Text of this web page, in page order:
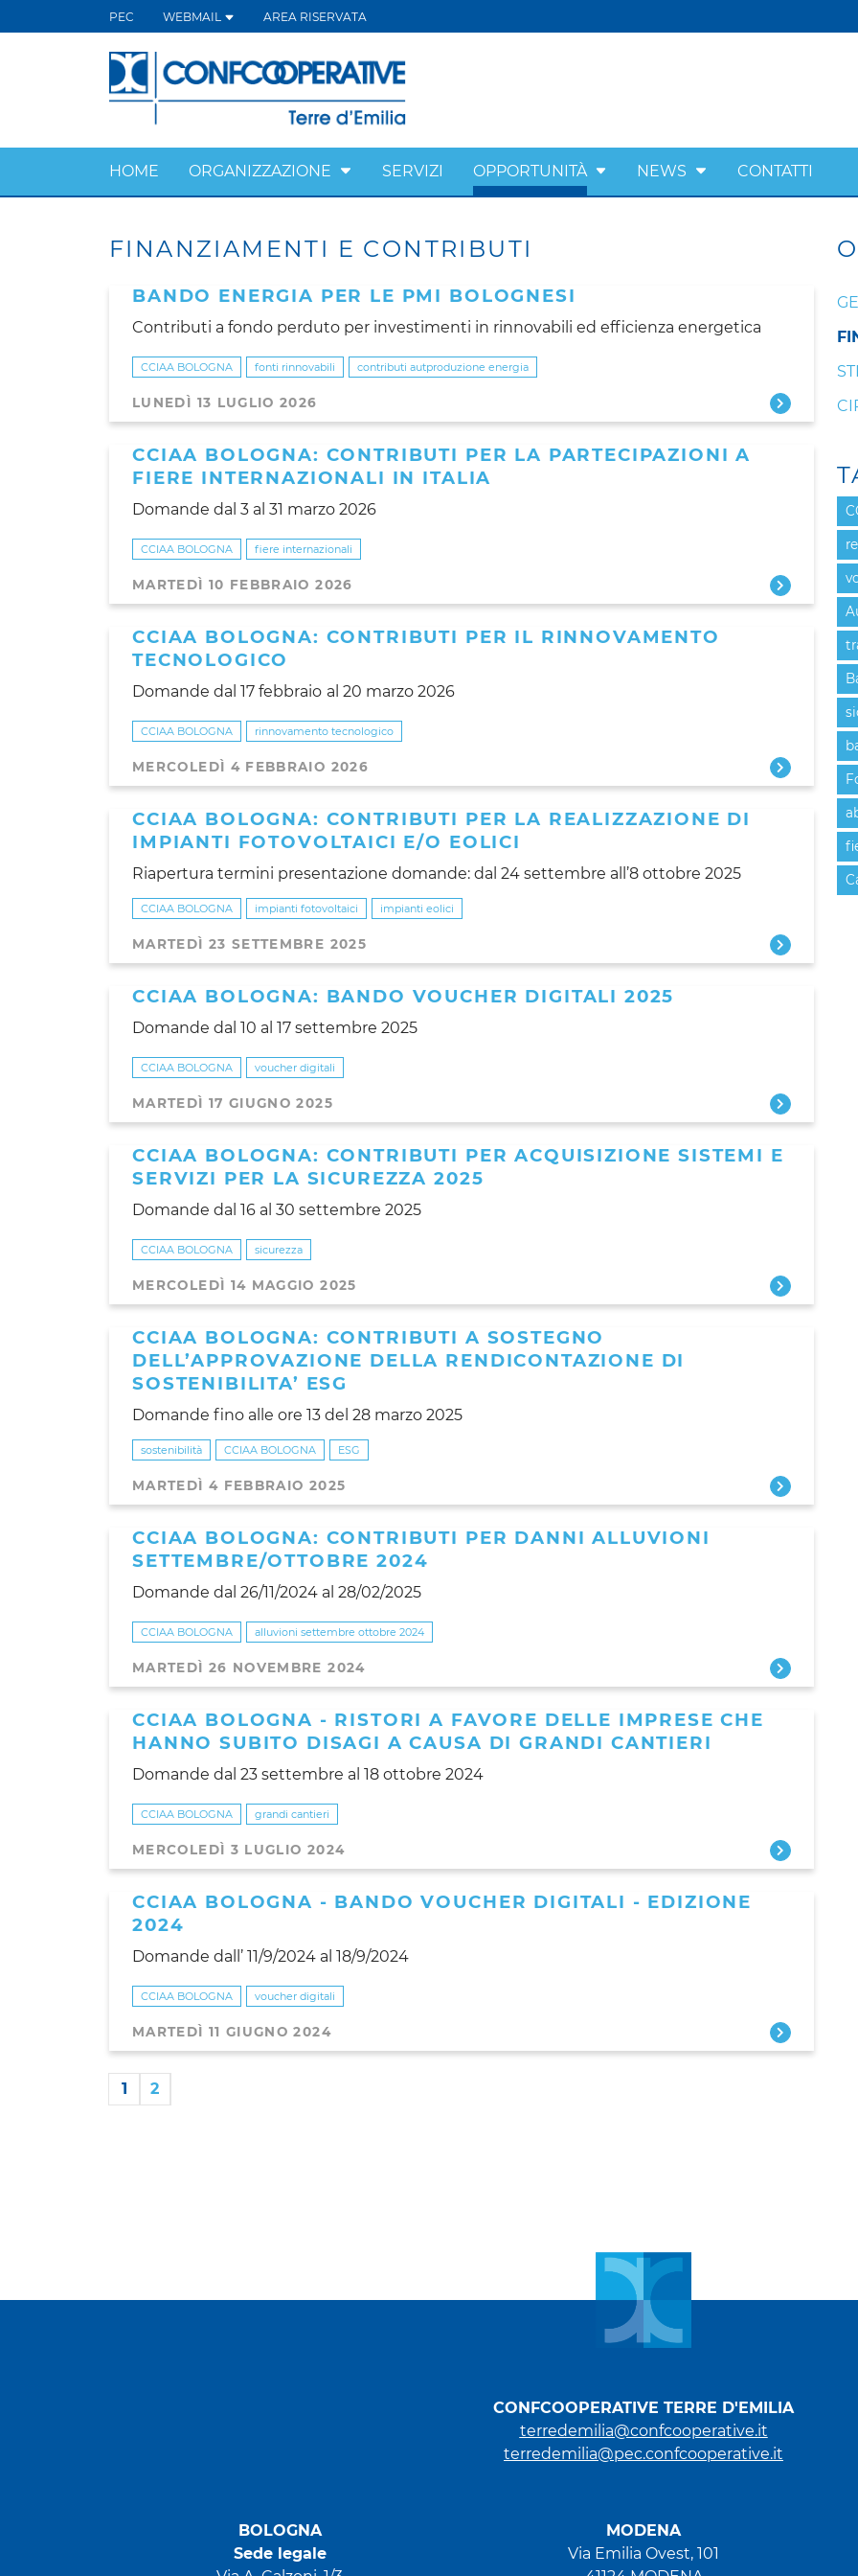
PEC WEBMAIL AREA RISERVATA
HOME ORGANIZZAZIONE SERVIZI OPPORTUNITÀ NEWS CONTATTI
FINANZIAMENTI E CONTRIBUTI
BANDO ENERGIA PER LE PMI BOLOGNESI
Contributi a fondo perduto per investimenti in rinnovabili ed efficienza energetica
CCIAA BOLOGNA fonti rinnovabili contributi autproduzione energia
LUNEDÌ 13 LUGLIO 2026
CCIAA BOLOGNA: CONTRIBUTI PER LA PARTECIPAZIONI A
FIERE INTERNAZIONALI IN ITALIA
Domande dal 3 al 31 marzo 2026
CCIAA BOLOGNA fiere internazionali
MARTEDÌ 10 FEBBRAIO 2026
CCIAA BOLOGNA: CONTRIBUTI PER IL RINNOVAMENTO
TECNOLOGICO
Domande dal 17 febbraio al 20 marzo 2026
CCIAA BOLOGNA rinnovamento tecnologico
MERCOLEDÌ 4 FEBBRAIO 2026
CCIAA BOLOGNA: CONTRIBUTI PER LA REALIZZAZIONE DI
IMPIANTI FOTOVOLTAICI E/O EOLICI
Riapertura termini presentazione domande: dal 24 settembre all’8 ottobre 2025
CCIAA BOLOGNA impianti fotovoltaici impianti eolici
MARTEDÌ 23 SETTEMBRE 2025
CCIAA BOLOGNA: BANDO VOUCHER DIGITALI 2025
Domande dal 10 al 17 settembre 2025
CCIAA BOLOGNA voucher digitali
MARTEDÌ 17 GIUGNO 2025
CCIAA BOLOGNA: CONTRIBUTI PER ACQUISIZIONE SISTEMI E
SERVIZI PER LA SICUREZZA 2025
Domande dal 16 al 30 settembre 2025
CCIAA BOLOGNA sicurezza
MERCOLEDÌ 14 MAGGIO 2025
CCIAA BOLOGNA: CONTRIBUTI A SOSTEGNO
DELL’APPROVAZIONE DELLA RENDICONTAZIONE DI
SOSTENIBILITA’ ESG
Domande fino alle ore 13 del 28 marzo 2025
sostenibilità CCIAA BOLOGNA ESG
MARTEDÌ 4 FEBBRAIO 2025
CCIAA BOLOGNA: CONTRIBUTI PER DANNI ALLUVIONI
SETTEMBRE/OTTOBRE 2024
Domande dal 26/11/2024 al 28/02/2025
CCIAA BOLOGNA alluvioni settembre ottobre 2024
MARTEDÌ 26 NOVEMBRE 2024
CCIAA BOLOGNA - RISTORI A FAVORE DELLE IMPRESE CHE
HANNO SUBITO DISAGI A CAUSA DI GRANDI CANTIERI
Domande dal 23 settembre al 18 ottobre 2024
CCIAA BOLOGNA grandi cantieri
MERCOLEDÌ 3 LUGLIO 2024
CCIAA BOLOGNA - BANDO VOUCHER DIGITALI - EDIZIONE
2024
Domande dall’ 11/9/2024 al 18/9/2024
CCIAA BOLOGNA voucher digitali
MARTEDÌ 11 GIUGNO 2024
1 2
CONFCOOPERATIVE TERRE D'EMILIA
terredemilia@confcooperative.it
terredemilia@pec.confcooperative.it
MODENA
Via Emilia Ovest, 101
BOLOGNA
Sede legale